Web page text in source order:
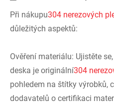
Při nákupu304 nerezových
důležitých aspektů:
Ověření materiálu: Ujistěte
deska je originální304
pohledem na štítky výrobků,
dodavatelů o certifikaci